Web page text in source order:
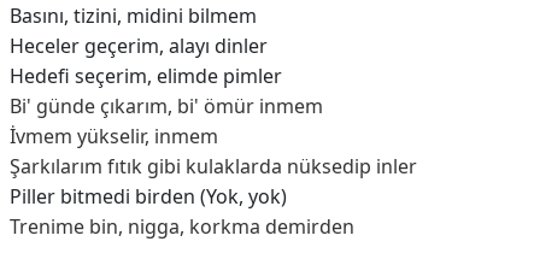
Basını, tizini, midini bilmem
Heceler geçerim, alayı dinler
Hedefi seçerim, elimde pimler
Bi' günde çıkarım, bi' ömür inmem
İvmem yükselir, inmem
Şarkılarım fıtık gibi kulaklarda nüksedip inler
Piller bitmedi birden (Yok, yok)
Trenime bin, nigga, korkma demirden